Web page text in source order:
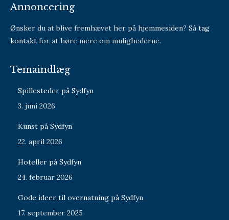
Annoncering
Ønsker du at blive fremhævet her på hjemmesiden? Så tag
kontakt for at høre mere om mulighederne.
Temaindlæg
Spillesteder på Sydfyn
3. juni 2026
Kunst på Sydfyn
22. april 2026
Hoteller på Sydfyn
24. februar 2026
Gode ideer til overnatning på Sydfyn
17. september 2025